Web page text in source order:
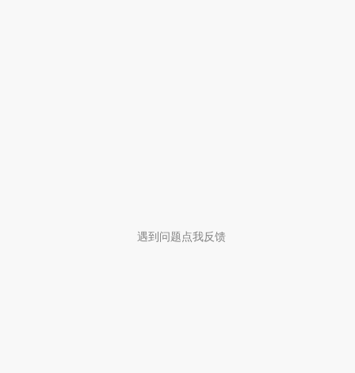
遇到问题点我反馈